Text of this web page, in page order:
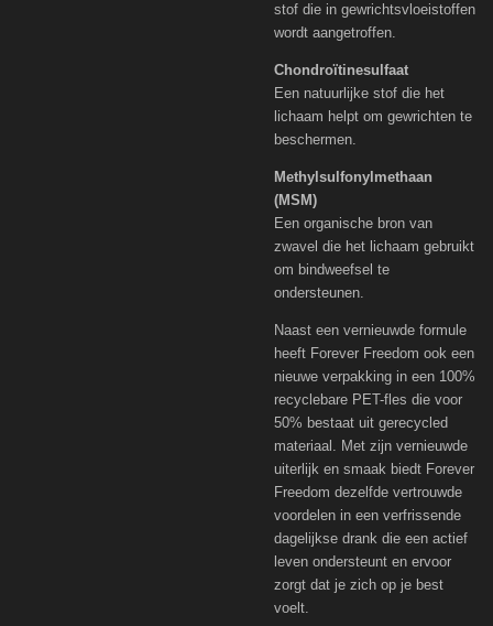
stof die in gewrichtsvloeistoffen
wordt aangetroffen.
Chondroïtinesulfaat
Een natuurlijke stof die het
lichaam helpt om gewrichten te
beschermen.
Methylsulfonylmethaan
(MSM)
Een organische bron van
zwavel die het lichaam gebruikt
om bindweefsel te
ondersteunen.
Naast een vernieuwde formule
heeft Forever Freedom ook een
nieuwe verpakking in een 100%
recyclebare PET-fles die voor
50% bestaat uit gerecycled
materiaal. Met zijn vernieuwde
uiterlijk en smaak biedt Forever
Freedom dezelfde vertrouwde
voordelen in een verfrissende
dagelijkse drank die een actief
leven ondersteunt en ervoor
zorgt dat je zich op je best
voelt.